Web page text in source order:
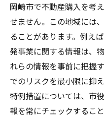
岡崎市で不動産購入を考
せません。この地域には
ることがあります。例え
発事業に関する情報は、
れらの情報を事前に把握
でのリスクを最小限に抑
特例措置については、市
報を常にチェックするこ